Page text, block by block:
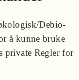
Debio-
å kunne bruke
private Regler for